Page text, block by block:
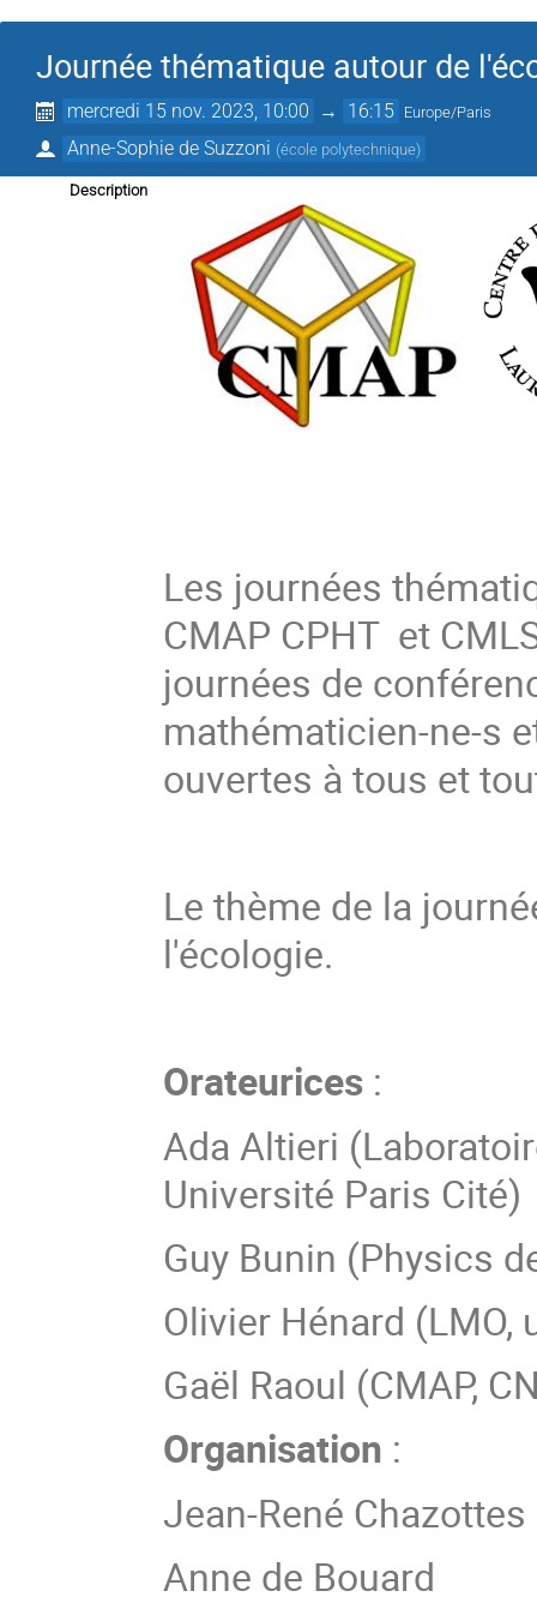
Journée thématique autour de
mercredi 15 nov. 2023, 10:00 → 16:15 Europe/Paris
Anne-Sophie de Suzzoni (école polytechnique)
Description
Les journées
CMAP CPHT et
journées de
mathématicien-ne-s
ouvertes à tous et
Le thème de la
l'écologie.
Orateurices :
Ada Altieri
Université Paris Cité)
Guy Bunin (Physics
Olivier Hénard
Gaël Raoul (CMAP,
Organisation :
Jean-René Chazottes
Anne de Bouard